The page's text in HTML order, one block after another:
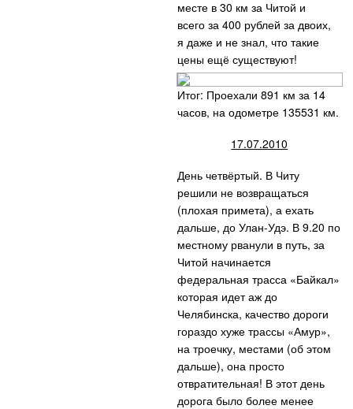
месте в 30 км за Читой и
всего за 400 рублей за двоих,
я даже и не знал, что такие
цены ещё существуют!
Итог: Проехали 891 км за 14
часов, на одометре 135531 км.
17.07.2010
День четвёртый. В Читу
решили не возвращаться
(плохая примета), а ехать
дальше, до Улан-Удэ. В 9.20 по
местному рванули в путь, за
Читой начинается
федеральная трасса «Байкал»
которая идет аж до
Челябинска, качество дороги
гораздо хуже трассы «Амур»,
на троечку, местами (об этом
дальше), она просто
отвратительная! В этот день
дорога было более менее